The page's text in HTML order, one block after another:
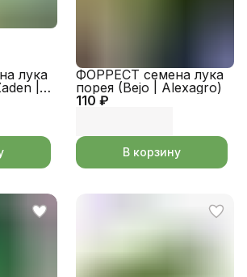
лука
|
110 ₽
ФОРРЕСТ семена лука
порея (Bejo | Alexagro)
В корзину